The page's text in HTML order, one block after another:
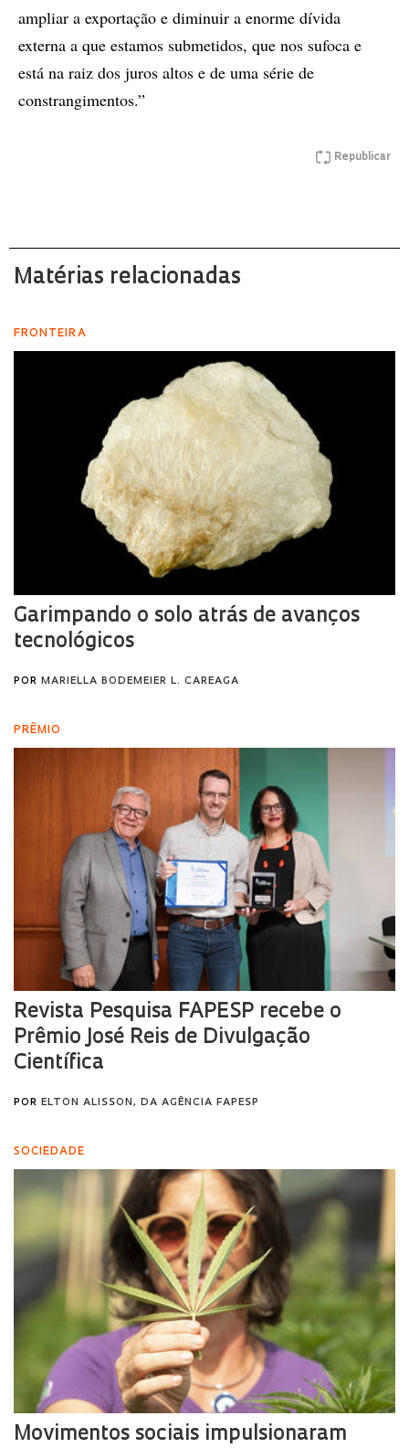
ampliar a exportação e diminuir a enorme dívida
externa a que estamos submetidos, que nos sufoca e
está na raiz dos juros altos e de uma série de
constrangimentos.”
Republicar